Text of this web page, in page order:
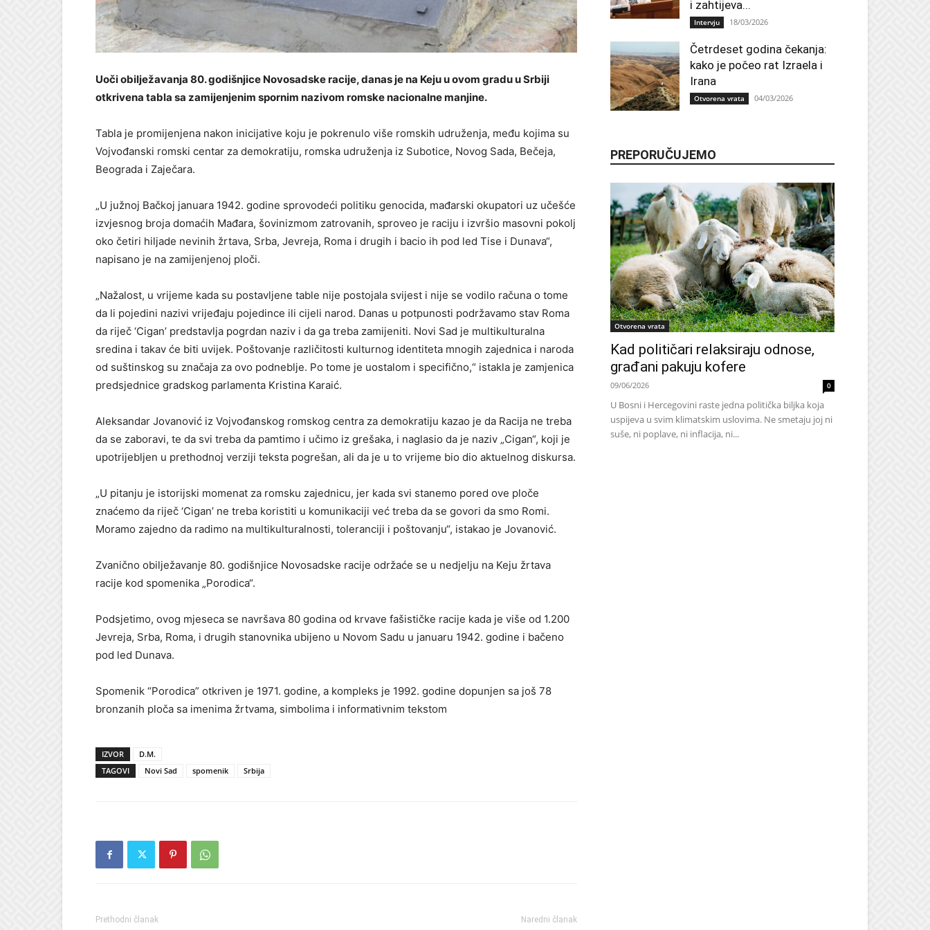
Uoči obilježavanja 80. godišnjice Novosadske racije, danas je na Keju u ovom gradu u Srbiji
otkrivena tabla sa zamijenjenim spornim nazivom romske nacionalne manjine.
Tabla je promijenjena nakon inicijative koju je pokrenulo više romskih udruženja, među kojima su
Vojvođanski romski centar za demokratiju, romska udruženja iz Subotice, Novog Sada, Bečeja,
Beograda i Zaječara.
„U južnoj Bačkoj januara 1942. godine sprovodeći politiku genocida, mađarski okupatori uz učešće
izvjesnog broja domaćih Mađara, šovinizmom zatrovanih, sproveo je raciju i izvršio masovni pokolj
oko četiri hiljade nevinih žrtava, Srba, Jevreja, Roma i drugih i bacio ih pod led Tise i Dunava“,
napisano je na zamijenjenoj ploči.
„Nažalost, u vrijeme kada su postavljene table nije postojala svijest i nije se vodilo računa o tome
da li pojedini nazivi vrijeđaju pojedince ili cijeli narod. Danas u potpunosti podržavamo stav Roma
da riječ ‘Cigan’ predstavlja pogrdan naziv i da ga treba zamijeniti. Novi Sad je multikulturalna
sredina i takav će biti uvijek. Poštovanje različitosti kulturnog identiteta mnogih zajednica i naroda
od suštinskog su značaja za ovo podneblje. Po tome je uostalom i specifično,“ istakla je zamjenica
predsjednice gradskog parlamenta Kristina Karaić.
Aleksandar Jovanović iz Vojvođanskog romskog centra za demokratiju kazao je da Racija ne treba
da se zaboravi, te da svi treba da pamtimo i učimo iz grešaka, i naglasio da je naziv „Cigan“, koji je
upotrijebljen u prethodnoj verziji teksta pogrešan, ali da je u to vrijeme bio dio aktuelnog diskursa.
„U pitanju je istorijski momenat za romsku zajednicu, jer kada svi stanemo pored ove ploče
znaćemo da riječ ‘Cigan’ ne treba koristiti u komunikaciji već treba da se govori da smo Romi.
Moramo zajedno da radimo na multikulturalnosti, toleranciji i poštovanju“, istakao je Jovanović.
Zvanično obilježavanje 80. godišnjice Novosadske racije održaće se u nedjelju na Keju žrtava
racije kod spomenika „Porodica“.
Podsjetimo, ovog mjeseca se navršava 80 godina od krvave fašističke racije kada je više od 1.200
Jevreja, Srba, Roma, i drugih stanovnika ubijeno u Novom Sadu u januaru 1942. godine i bačeno
pod led Dunava.
Spomenik “Porodica” otkriven je 1971. godine, a kompleks je 1992. godine dopunjen sa još 78
bronzanih ploča sa imenima žrtvama, simbolima i informativnim tekstom
IZVOR
D.M.
TAGOVI
Novi Sad spomenik Srbija
Prethodni članak Naredni članak
i zahtijeva...
Intervju 18/03/2026
Četrdeset godina čekanja:
kako je počeo rat Izraela i
Irana
Otvorena vrata 04/03/2026
PREPORUČUJEMO
Otvorena vrata
Kad političari relaksiraju odnose,
građani pakuju kofere
09/06/2026 0
U Bosni i Hercegovini raste jedna politička biljka koja
uspijeva u svim klimatskim uslovima. Ne smetaju joj ni
suše, ni poplave, ni inflacija, ni...